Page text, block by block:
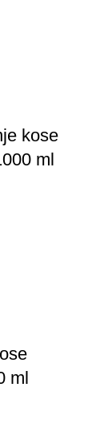
kose
ml
ml